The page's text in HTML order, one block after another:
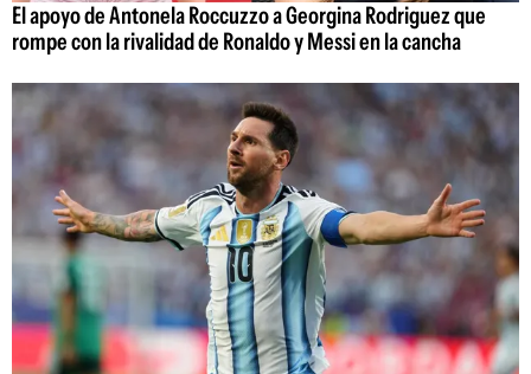
El apoyo de Antonela Roccuzzo a Georgina Rodriguez que
rompe con la rivalidad de Ronaldo y Messi en la cancha